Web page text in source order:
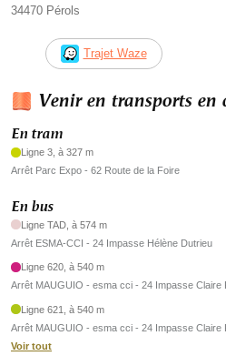
34470 Pérols
Trajet Waze
Venir en transports en
En tram
Ligne 3, à 327 m
Arrêt Parc Expo - 62 Route de la Foire
En bus
Ligne TAD, à 574 m
Arrêt ESMA-CCI - 24 Impasse Hélène Dutrieu
Ligne 620, à 540 m
Arrêt MAUGUIO - esma cci - 24 Impasse Claire
Ligne 621, à 540 m
Arrêt MAUGUIO - esma cci - 24 Impasse Claire
Voir tout